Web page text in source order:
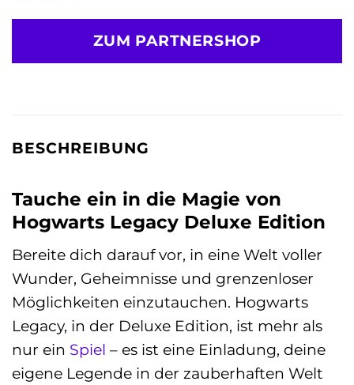
ZUM PARTNERSHOP
BESCHREIBUNG
Tauche ein in die Magie von
Hogwarts Legacy Deluxe Edition
Bereite dich darauf vor, in eine Welt voller
Wunder, Geheimnisse und grenzenloser
Möglichkeiten einzutauchen. Hogwarts
Legacy, in der Deluxe Edition, ist mehr als
nur ein Spiel – es ist eine Einladung, deine
eigene Legende in der zauberhaften Welt